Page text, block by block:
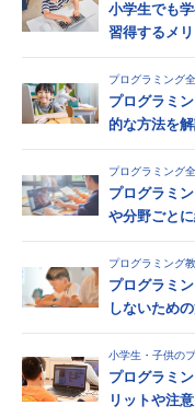
小学生でも
習得するメ
プログラミング
プログラミ
的な方法を解
プログラミング
プログラミ
や分野ごと
プログラミング
プログラミ
しないため
小学生・子供の
プログラミ
リットや注